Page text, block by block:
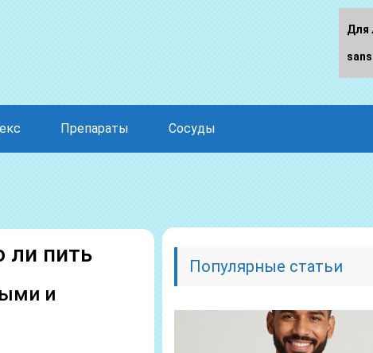
Препараты Сосуды
ли пить
и
Популярные статьи
Для